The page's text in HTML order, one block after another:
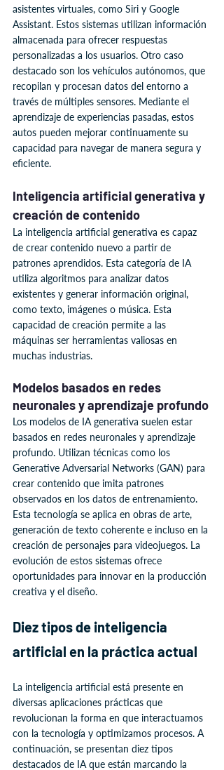
asistentes virtuales, como Siri y Google
Assistant. Estos sistemas utilizan información
almacenada para ofrecer respuestas
personalizadas a los usuarios. Otro caso
destacado son los vehículos autónomos, que
recopilan y procesan datos del entorno a
través de múltiples sensores. Mediante el
aprendizaje de experiencias pasadas, estos
autos pueden mejorar continuamente su
capacidad para navegar de manera segura y
eficiente.
Inteligencia artificial generativa y
creación de contenido
La inteligencia artificial generativa es capaz
de crear contenido nuevo a partir de
patrones aprendidos. Esta categoría de IA
utiliza algoritmos para analizar datos
existentes y generar información original,
como texto, imágenes o música. Esta
capacidad de creación permite a las
máquinas ser herramientas valiosas en
muchas industrias.
Modelos basados en redes
neuronales y aprendizaje profundo
Los modelos de IA generativa suelen estar
basados en redes neuronales y aprendizaje
profundo. Utilizan técnicas como los
Generative Adversarial Networks (GAN) para
crear contenido que imita patrones
observados en los datos de entrenamiento.
Esta tecnología se aplica en obras de arte,
generación de texto coherente e incluso en la
creación de personajes para videojuegos. La
evolución de estos sistemas ofrece
oportunidades para innovar en la producción
creativa y el diseño.
Diez tipos de inteligencia
artificial en la práctica actual
La inteligencia artificial está presente en
diversas aplicaciones prácticas que
revolucionan la forma en que interactuamos
con la tecnología y optimizamos procesos. A
continuación, se presentan diez tipos
destacados de IA que están marcando la